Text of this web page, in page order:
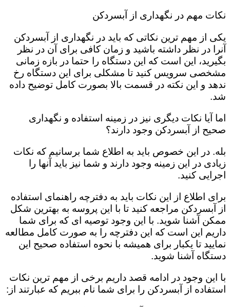
نکات مهم در نگهداری از آبسردکن
یکی از مهم ترین نکاتی که باید در نگهداری از آبسردکن
آنرا در نظر داشته باشید و زمان کافی برای آن در نظر
بگیرید، این است که این دستگاه را حتما در بازه زمانی
مشخصی سرویس کنید تا مشکلی برای این دستگاه رخ
ندهد و این نکته در قسمت بالا بصورت کامل توضیح داده
شد.
اما آیا نکات دیگری نیز در زمینه استفاده و نگهداری
صحیح از آبسردکن وجود دارند؟
بله. در این خصوص باید به اطلاع شما برسانیم که نکات
زیادی در این زمینه وجود دارند و شما نیز باید آنها را
اجرایی کنید.
برای اطلاع از این نکات باید به دفترچه راهنمای استفاده
از آبسردکن مراجعه کنید تا با این پروسه به بهترین شکل
ممکن آشنا شوید. با این وجود توصیه ای که برای شما
داریم این است که این دفترچه را به صورت کامل مطالعه
نمایید تا یکبار برای همیشه با نحوه استفاده صحیح این
دستگاه آشنا شوید.
با این وجود در ادامه قصد داریم برخی از مهم ترین نکات
استفاده از آبسردکن را برای شما نام ببریم که عبارتند از: